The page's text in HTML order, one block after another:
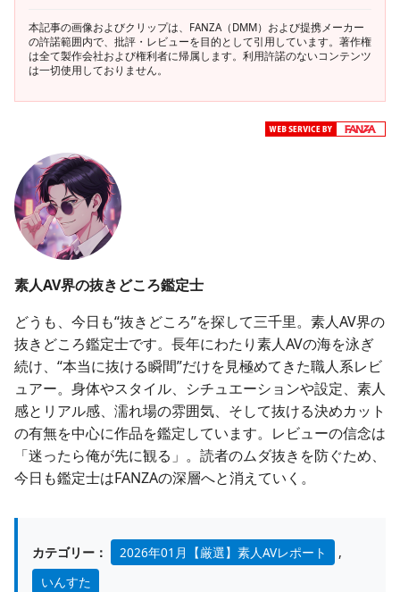
本記事の画像およびクリップは、FANZA（DMM）および提携メーカー
の許諾範囲内で、批評・レビューを目的として引用しています。著作権
は全て製作会社および権利者に帰属します。利用許諾のないコンテンツ
は一切使用しておりません。
素人AV界の抜きどころ鑑定士
どうも、今日も“抜きどころ”を探して三千里。素人AV界の
抜きどころ鑑定士です。長年にわたり素人AVの海を泳ぎ
続け、“本当に抜ける瞬間”だけを見極めてきた職人系レビ
ュアー。身体やスタイル、シチュエーションや設定、素人
感とリアル感、濡れ場の雰囲気、そして抜ける決めカット
の有無を中心に作品を鑑定しています。レビューの信念は
「迷ったら俺が先に観る」。読者のムダ抜きを防ぐため、
今日も鑑定士はFANZAの深層へと消えていく。
カテゴリー： 2026年01月【厳選】素人AVレポート
,
いんすた